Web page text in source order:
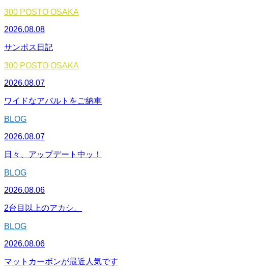
300 POSTO OSAKA
2026.08.08
サンポス日記
300 POSTO OSAKA
2026.08.07
ワイドなアバルトをご納車
BLOG
2026.08.07
日々、アップデート中ッ！
BLOG
2026.08.06
2台目以上のアカシ。
BLOG
2026.08.06
マットカーボンが最近人気です